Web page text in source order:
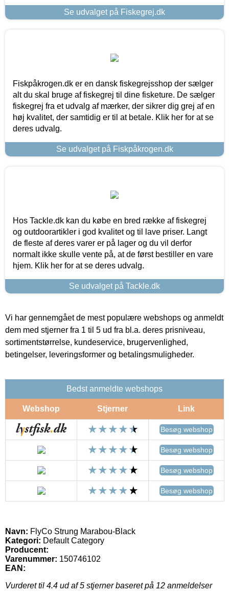
Se udvalget på Fiskegrej.dk
Fiskpåkrogen.dk er en dansk fiskegrejsshop der sælger
alt du skal bruge af fiskegrej til dine fisketure. De sælger
fiskegrej fra et udvalg af mærker, der sikrer dig grej af en
høj kvalitet, der samtidig er til at betale. Klik her for at se
deres udvalg.
Se udvalget på Fiskpåkrogen.dk
Hos Tackle.dk kan du købe en bred række af fiskegrej
og outdoorartikler i god kvalitet og til lave priser. Langt
de fleste af deres varer er på lager og du vil derfor
normalt ikke skulle vente på, at de først bestiller en vare
hjem. Klik her for at se deres udvalg.
Se udvalget på Tackle.dk
Vi har gennemgået de mest populære webshops og anmeldt
dem med stjerner fra 1 til 5 ud fra bl.a. deres prisniveau,
sortimentstørrelse, kundeservice, brugervenlighed,
betingelser, leveringsformer og betalingsmuligheder.
Bedst anmeldte webshops
Webshop Stjerner Link
Besøg webshop
Besøg webshop
Besøg webshop
Besøg webshop
Navn: FlyCo Strung Marabou-Black
Kategori: Default Category
Producent:
Varenummer: 150746102
EAN:
Vurderet til 4.4 ud af 5 stjerner baseret på 12 anmeldelser